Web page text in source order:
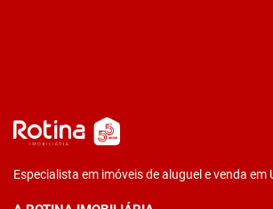
Especialista em imóveis de aluguel e venda em